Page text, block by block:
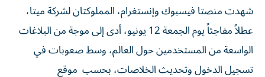
شهدت منصتا فيسبوك وإنستغرام، المملوكتان لشركة ميتا،
عطلاً مفاجئاً يوم الجمعة 12 يونيو، أدى إلى موجة من البلاغات
الواسعة من المستخدمين حول العالم، وسط صعوبات في
تسجيل الدخول وتحديث الخلاصات، بحسب موقع